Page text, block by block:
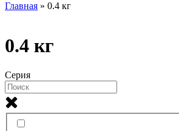
Главная » 0.4 кг
0.4 кг
Серия